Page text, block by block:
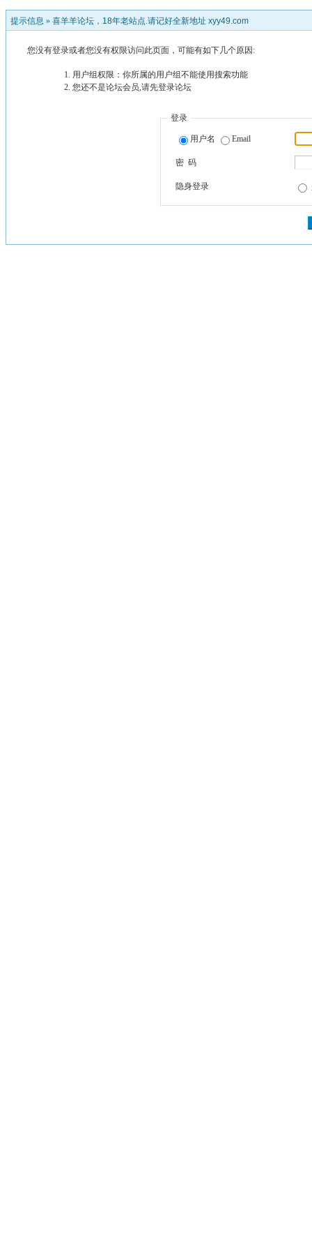
提示信息 » 喜羊羊论坛，18年老站点.请记好全新地址 xyy49.com
您没有登录或者您没有权限访问此页面，可能有如下几个原因:
用户组权限：你所属的用户组不能使用搜索功能
您还不是论坛会员,请先登录论坛
登录
用户名 Email
密 码
隐身登录